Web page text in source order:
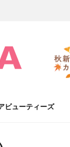
ビューティーズ